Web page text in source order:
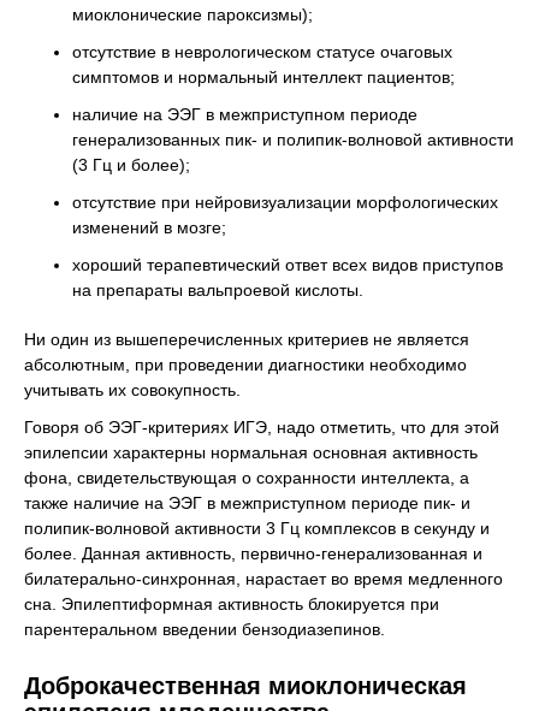
миоклонические пароксизмы);
отсутствие в неврологическом статусе очаговых
симптомов и нормальный интеллект пациентов;
наличие на ЭЭГ в межприступном периоде
генерализованных пик- и полипик-волновой активности
(3 Гц и более);
отсутствие при нейровизуализации морфологических
изменений в мозге;
хороший терапевтический ответ всех видов приступов
на препараты вальпроевой кислоты.
Ни один из вышеперечисленных критериев не является
абсолютным, при проведении диагностики необходимо
учитывать их совокупность.
Говоря об ЭЭГ-критериях ИГЭ, надо отметить, что для этой
эпилепсии характерны нормальная основная активность
фона, свидетельствующая о сохранности интеллекта, а
также наличие на ЭЭГ в межприступном периоде пик- и
полипик-волновой активности 3 Гц комплексов в секунду и
более. Данная активность, первично-генерализованная и
билатерально-синхронная, нарастает во время медленного
сна. Эпилептиформная активность блокируется при
парентеральном введении бензодиазепинов.
Доброкачественная миоклоническая